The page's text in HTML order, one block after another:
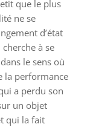
que le plus
ne se
d’état
à se
le sens où
la performance
a perdu son
un objet
qui la fait